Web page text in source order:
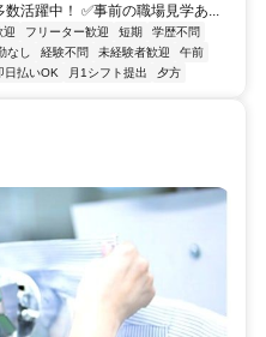
活躍中！ ✅事前の職場見学あ...
迎 フリーター歓迎 短期
学歴不問
なし 経験不問 未経験者歓迎
午前
日払いOK 月1シフト提出 夕方